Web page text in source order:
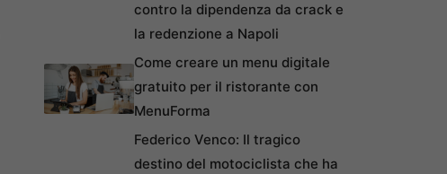
contro la dipendenza da crack e
la redenzione a Napoli
Come creare un menu digitale
gratuito per il ristorante con
MenuForma
Federico Venco: Il tragico
destino del motociclista che ha